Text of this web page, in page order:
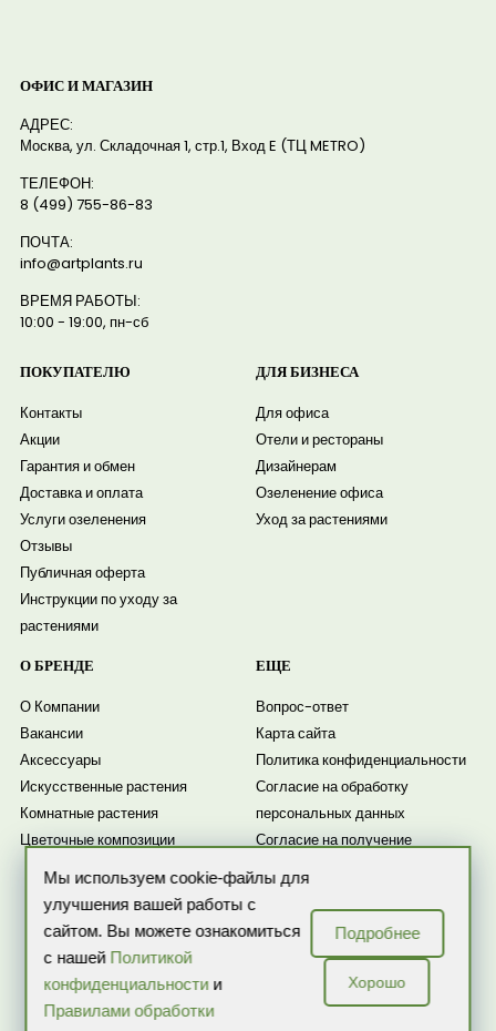
ОФИС И МАГАЗИН
АДРЕС:
Москва, ул. Складочная 1, стр.1, Вход E (ТЦ METRO)
ТЕЛЕФОН:
8 (499) 755-86-83
ПОЧТА:
info@artplants.ru
ВРЕМЯ РАБОТЫ:
10:00 - 19:00, пн-сб
ПОКУПАТЕЛЮ
Контакты
Акции
Гарантия и обмен
Доставка и оплата
Услуги озеленения
Отзывы
Публичная оферта
Инструкции по уходу за
растениями
ДЛЯ БИЗНЕСА
Для офиса
Отели и рестораны
Дизайнерам
Озеленение офиса
Уход за растениями
О БРЕНДЕ
О Компании
Вакансии
Аксессуары
Искусственные растения
Комнатные растения
Цветочные композиции
ЕЩЕ
Вопрос-ответ
Карта сайта
Политика конфиденциальности
Согласие на обработку
персональных данных
Согласие на получение
Новости
Мы используем cookie-файлы для
улучшения вашей работы с
сайтом. Вы можете ознакомиться
с нашей Политикой
конфиденциальностии
Правилами обработки
Подробнее
Хорошо